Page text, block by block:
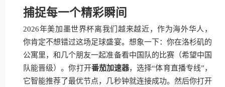
捕捉每一个精彩瞬间
2026年美加墨世界杯离我们越来越近，作为海外华人，
你肯定不想错过这场足球盛宴。想象一下：你在洛杉矶的
公寓里，和几个朋友一起准备看中国队的比赛（希望中国
队能晋级）。你打开番茄加速器，选择“体育直播专线”，
它智能推荐了最优节点，几秒钟就连接成功。然后你打开